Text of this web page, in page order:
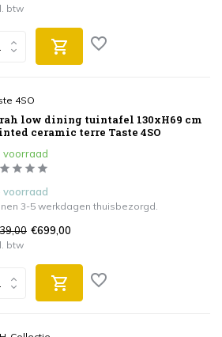
btw
4SO
low dining tuintafel 130xH69 cm
ceramic terre Taste 4SO
voorraad
voorraad
3-5 werkdagen thuisbezorgd.
€699,00
btw